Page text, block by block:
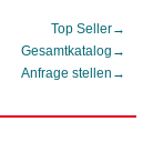
Top Seller→
Gesamtkatalog →
Anfrage stellen →